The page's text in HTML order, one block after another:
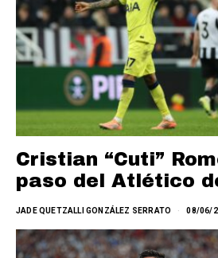
Cristian “Cuti”
paso del Atlético
JADE QUETZALLI GONZÁLEZ SERRATO 08/06/